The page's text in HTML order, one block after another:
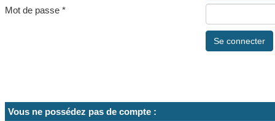
Mot de passe *
Vous ne possédez pas de compte :